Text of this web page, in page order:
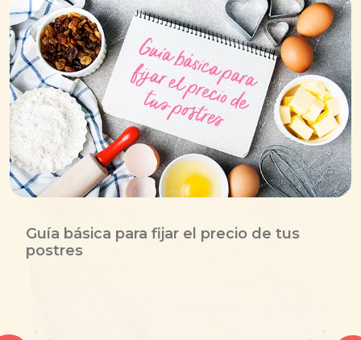
Guía básica para fijar el precio de tus
postres